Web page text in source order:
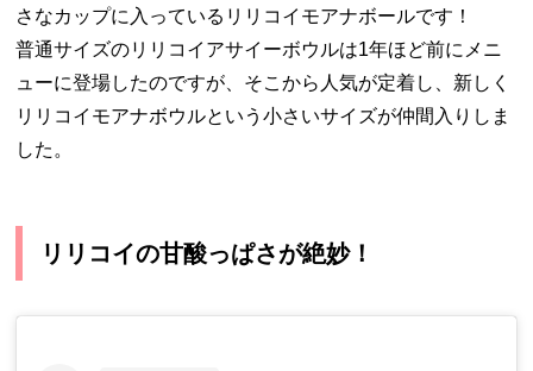
さなカップに入っているリリコイモアナボールです！
普通サイズのリリコイアサイーボウルは1年ほど前にメニ
ューに登場したのですが、そこから人気が定着し、新しく
リリコイモアナボウルという小さいサイズが仲間入りしま
した。
リリコイの甘酸っぱさが絶妙！